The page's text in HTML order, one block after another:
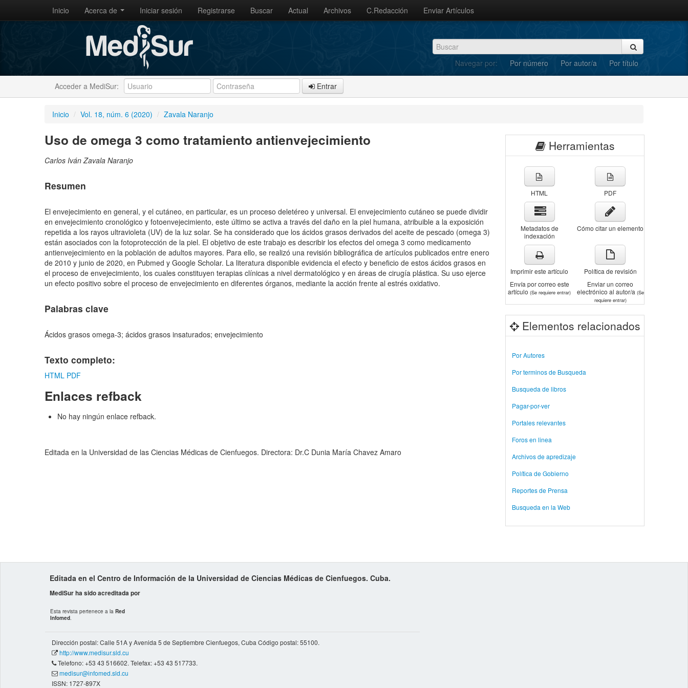
Inicio Acerca de Iniciar sesión Registrarse Buscar Actual Archivos C.Redacción Enviar Artículos
Navegar por: Por número Por autor/a Por título
Acceder a MediSur: Entrar
Inicio / Vol. 18, núm. 6 (2020) / Zavala Naranjo
Herramientas
HTML PDF
Metadatos de
indexación
Cómo citar un elemento
Imprimir este artículo
Política de revisión
Envía por correo este
artículo(Se requiere entrar)
Enviar un correo
electrónico al autor/a (Se
requiere entrar)
Elementos relacionados
Por Autores
Por terminos de Busqueda
Busqueda de libros
Pagar-por-ver
Portales relevantes
Foros en linea
Archivos de apredizaje
Política de Gobierno
Reportes de Prensa
Busqueda en la Web
Uso de omega 3 como tratamiento antienvejecimiento
Carlos Iván Zavala Naranjo
Resumen
El envejecimiento en general, y el cutáneo, en particular, es un proceso deletéreo y universal. El envejecimiento cutáneo se puede dividir
en envejecimiento cronológico y fotoenvejecimiento, este último se activa a través del daño en la piel humana, atribuible a la exposición
repetida a los rayos ultravioleta (UV) de la luz solar. Se ha considerado que los ácidos grasos derivados del aceite de pescado (omega 3)
están asociados con la fotoprotección de la piel. El objetivo de este trabajo es describir los efectos del omega 3 como medicamento
antienvejecimiento en la población de adultos mayores. Para ello, se realizó una revisión bibliográfica de artículos publicados entre enero
de 2010 y junio de 2020, en Pubmed y Google Scholar. La literatura disponible evidencia el efecto y beneficio de estos ácidos grasos en
el proceso de envejecimiento, los cuales constituyen terapias clínicas a nivel dermatológico y en áreas de cirugía plástica. Su uso ejerce
un efecto positivo sobre el proceso de envejecimiento en diferentes órganos, mediante la acción frente al estrés oxidativo.
Palabras clave
Ácidos grasos omega-3; ácidos grasos insaturados; envejecimiento
Texto completo:
HTML PDF
Enlaces refback
No hay ningún enlace refback.
Editada en la Universidad de las Ciencias Médicas de Cienfuegos. Directora: Dr.C Dunia María Chavez Amaro
Editada en el Centro de Información de la Universidad de Ciencias Médicas de Cienfuegos. Cuba.
MediSur ha sido acreditada por
Esta revista pertenece a la Red
Infomed.
Dirección postal: Calle 51A y Avenida 5 de Septiembre Cienfuegos, Cuba Código postal: 55100.
http://www.medisur.sld.cu
Telefono: +53 43 516602. Telefax: +53 43 517733.
medisur@infomed.sld.cu
ISSN: 1727-897X